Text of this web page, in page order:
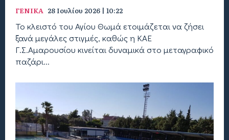
ΓΕΝΙΚΑ 28 Ιουλίου 2026 | 10:22
Το κλειστό του Αγίου Θωμά ετοιμάζεται να ζήσει
ξανά μεγάλες στιγμές, καθώς η ΚΑΕ
Γ.Σ.Αμαρουσίου κινείται δυναμικά στο μεταγραφικό
παζάρι...